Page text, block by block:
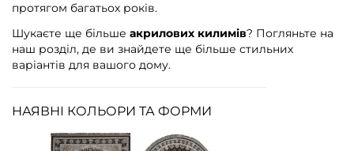
протягом багатьох років.
Шукаєте ще більше акрилових килимів? Погляньте на
наш розділ, де ви знайдете ще більше стильних
варіантів для вашого дому.
НАЯВНІ КОЛЬОРИ ТА ФОРМИ